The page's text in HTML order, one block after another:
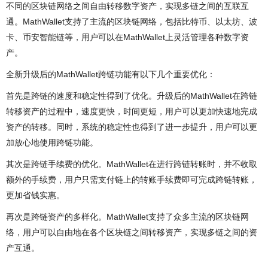
不同的区块链网络之间自由转移数字资产，实现多链之间的互联互
通。MathWallet支持了主流的区块链网络，包括比特币、以太坊、波
卡、币安智能链等，用户可以在MathWallet上灵活管理各种数字资
产。
全新升级后的MathWallet跨链功能有以下几个重要优化：
首先是跨链的速度和稳定性得到了优化。升级后的MathWallet在跨链
转移资产的过程中，速度更快，时间更短，用户可以更加快速地完成
资产的转移。同时，系统的稳定性也得到了进一步提升，用户可以更
加放心地使用跨链功能。
其次是跨链手续费的优化。MathWallet在进行跨链转账时，并不收取
额外的手续费，用户只需支付链上的转账手续费即可完成跨链转账，
更加省钱实惠。
再次是跨链资产的多样化。MathWallet支持了众多主流的区块链网
络，用户可以自由地在各个区块链之间转移资产，实现多链之间的资
产互通。